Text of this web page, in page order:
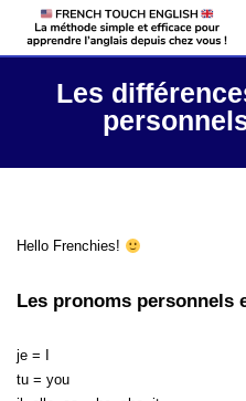
Aller
contenuLes
Hello Frenchies!
Les pronoms personnels
je = I
tu = you